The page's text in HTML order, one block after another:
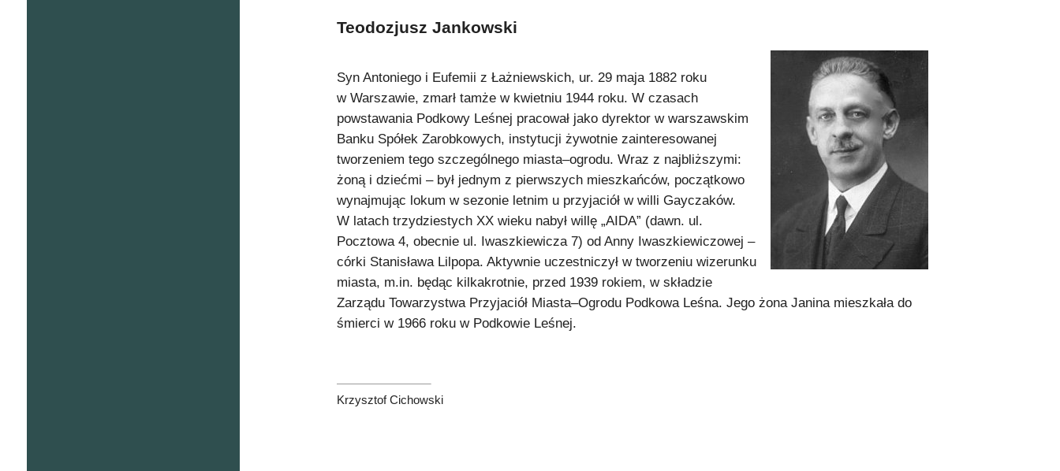
Teodozjusz Jankowski
Syn Antoniego i Eufemii z Łażniewskich, ur. 29 maja 1882 roku
w Warszawie, zmarł tamże w kwietniu 1944 roku. W czasach
powstawania Podkowy Leśnej pracował jako dyrektor w warszawskim
Banku Spółek Zarobkowych, instytucji żywotnie zainteresowanej
tworzeniem tego szczególnego miasta–ogrodu. Wraz z najbliższymi:
żoną i dziećmi – był jednym z pierwszych mieszkańców, początkowo
wynajmując lokum w sezonie letnim u przyjaciół w willi Gayczaków.
W latach trzydziestych XX wieku nabył willę „AIDA” (dawn. ul.
Pocztowa 4, obecnie ul. Iwaszkiewicza 7) od Anny Iwaszkiewiczowej –
córki Stanisława Lilpopa. Aktywnie uczestniczył w tworzeniu wizerunku
miasta, m.in. będąc kilkakrotnie, przed 1939 rokiem, w składzie
Zarządu Towarzystwa Przyjaciół Miasta–Ogrodu Podkowa Leśna. Jego żona Janina mieszkała do
śmierci w 1966 roku w Podkowie Leśnej.
Krzysztof Cichowski